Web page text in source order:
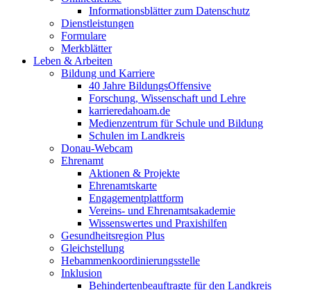
Informationsblätter zum Datenschutz
Dienstleistungen
Formulare
Merkblätter
Leben & Arbeiten
Bildung und Karriere
40 Jahre BildungsOffensive
Forschung, Wissenschaft und Lehre
karrieredahoam.de
Medienzentrum für Schule und Bildung
Schulen im Landkreis
Donau-Webcam
Ehrenamt
Aktionen & Projekte
Ehrenamtskarte
Engagementplattform
Vereins- und Ehrenamtsakademie
Wissenswertes und Praxishilfen
Gesundheitsregion Plus
Gleichstellung
Hebammenkoordinierungsstelle
Inklusion
Behindertenbeauftragte für den Landkreis